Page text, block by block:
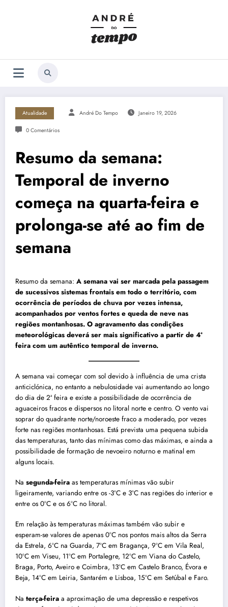
Atualidade André Do Tempo Janeiro 19, 2026
0 Comentários
Resumo da semana:
Temporal de inverno
começa na quarta-feira e
prolonga-se até ao fim de
semana
Resumo da semana: A semana vai ser marcada pela passagem
de sucessivos sistemas frontais em todo o território, com
ocorrência de períodos de chuva por vezes intensa,
acompanhados por ventos fortes e queda de neve nas
regiões montanhosas. O agravamento das condições
meteorológicas deverá ser mais significativo a partir de 4ª
feira com um autêntico temporal de inverno.
A semana vai começar com sol devido à influência de uma crista
anticiclónica, no entanto a nebulosidade vai aumentando ao longo
do dia de 2ª feira e existe a possibilidade de ocorrência de
aguaceiros fracos e dispersos no litoral norte e centro. O vento vai
soprar do quadrante norte/noroeste fraco a moderado, por vezes
forte nas regiões montanhosas. Está prevista uma pequena subida
das temperaturas, tanto das mínimas como das máximas, e ainda a
possibilidade de formação de nevoeiro noturno e matinal em
alguns locais.
Na segunda-feira as temperaturas mínimas vão subir
ligeiramente, variando entre os -3ºC e 3ºC nas regiões do interior e
entre os 0ºC e os 6ºC no litoral.
Em relação às temperaturas máximas também vão subir e
esperam-se valores de apenas 0ºC nos pontos mais altos da Serra
da Estrela, 6ºC na Guarda, 7ºC em Bragança, 9ºC em Vila Real,
10ºC em Viseu, 11ºC em Portalegre, 12ºC em Viana do Castelo,
Braga, Porto, Aveiro e Coimbra, 13ºC em Castelo Branco, Évora e
Beja, 14ºC em Leiria, Santarém e Lisboa, 15ºC em Setúbal e Faro.
Na terça-feira a aproximação de uma depressão e respetivos